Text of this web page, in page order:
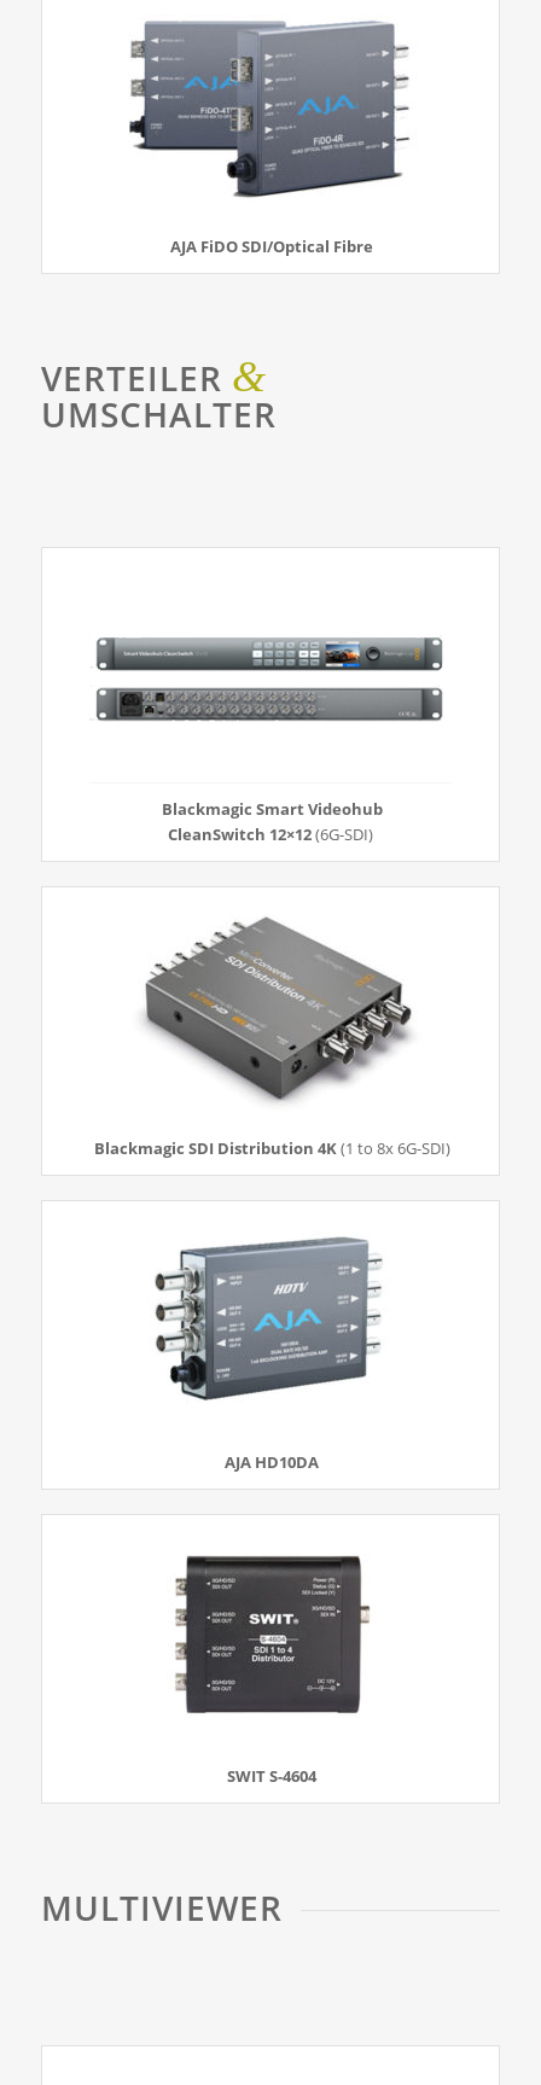
AJA FiDO SDI/Optical Fibre
VERTEILER &
UMSCHALTER
Blackmagic Smart Videohub
CleanSwitch 12×12(6G-SDI)
Blackmagic SDI Distribution 4K(1 to 8x 6G-SDI)
AJA HD10DA
SWIT S-4604
MULTIVIEWER